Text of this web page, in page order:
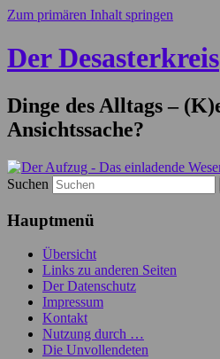
Zum primären Inhalt springen
Der Desasterkreis
Dinge des Alltags –
Ansichtssache?
Suchen
Hauptmenü
Übersicht
Links zu anderen Seiten
Der Datenschutz
Impressum
Kontakt
Nutzung durch …
Die Unvollendeten